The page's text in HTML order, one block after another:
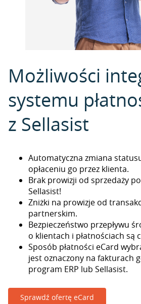
Możliwości
systemu
z Sellasist
Automatyczna zmiana
opłaceniu go przez klienta.
Brak prowizji od sprzedaży
Sellasist!
Zniżki na prowizje od
partnerskim.
Bezpieczeństwo przepływu
o klientach i płatnościach są
Sposób płatności eCard
jest oznaczony na fakturach
program ERP lub Sellasist.
Sprawdź ofertę eCard